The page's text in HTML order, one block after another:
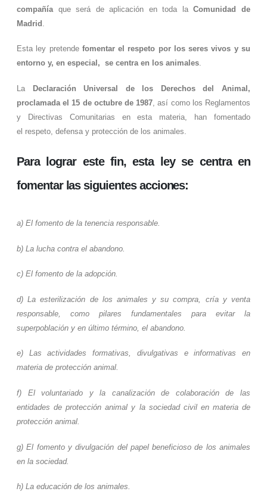
compañía que será de aplicación en toda laComunidad de
Madrid
Esta ley pretende fomentar el respeto por los seres vivos y su
entorno y, en especial, se centra en los animales.
La Declaración Universal de los Derechos del Animal,
proclamada el 15 de octubre de 1987 , así como los Reglamentos
y Directivas Comunitarias en esta materia, han fomentado
el respeto, defensa y protección de los animales.
Para lograr este fin, esta ley se centra en
fomentar las siguientes acciones:
a) El fomento de la tenencia responsable.
b) La lucha contra el abandono.
c) El fomento de la adopción.
d) La esterilización de los animales y su compra, cría y venta
responsable, como pilares fundamentales para evitar la
superpoblación y en último término, el abandono.
e) Las actividades formativas, divulgativas e informativas en
materia de protección animal.
f) El voluntariado y la canalización de colaboración de las
entidades de protección animal y la sociedad civil en materia de
protección animal.
g) El fomento y divulgación del papel beneficioso de los animales
en la sociedad.
h) La educación de los animales.